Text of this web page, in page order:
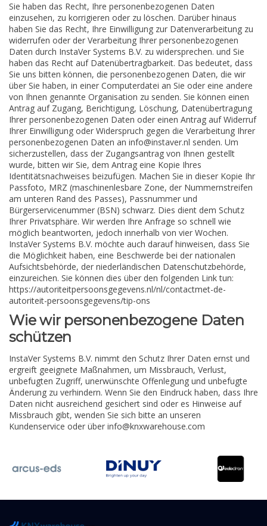
Sie haben das Recht, Ihre personenbezogenen Daten
einzusehen, zu korrigieren oder zu löschen. Darüber hinaus
haben Sie das Recht, Ihre Einwilligung zur Datenverarbeitung zu
widerrufen oder der Verarbeitung Ihrer personenbezogenen
Daten durch InstaVer Systems B.V. zu widersprechen. und Sie
haben das Recht auf Datenübertragbarkeit. Das bedeutet, dass
Sie uns bitten können, die personenbezogenen Daten, die wir
über Sie haben, in einer Computerdatei an Sie oder eine andere
von Ihnen genannte Organisation zu senden. Sie können einen
Antrag auf Zugang, Berichtigung, Löschung, Datenübertragung
Ihrer personenbezogenen Daten oder einen Antrag auf Widerruf
Ihrer Einwilligung oder Widerspruch gegen die Verarbeitung Ihrer
personenbezogenen Daten an info@instaver.nl senden. Um
sicherzustellen, dass der Zugangsantrag von Ihnen gestellt
wurde, bitten wir Sie, dem Antrag eine Kopie Ihres
Identitätsnachweises beizufügen. Machen Sie in dieser Kopie Ihr
Passfoto, MRZ (maschinenlesbare Zone, der Nummernstreifen
am unteren Rand des Passes), Passnummer und
Bürgerservicenummer (BSN) schwarz. Dies dient dem Schutz
Ihrer Privatsphäre. Wir werden Ihre Anfrage so schnell wie
möglich beantworten, jedoch innerhalb von vier Wochen.
InstaVer Systems B.V. möchte auch darauf hinweisen, dass Sie
die Möglichkeit haben, eine Beschwerde bei der nationalen
Aufsichtsbehörde, der niederländischen Datenschutzbehörde,
einzureichen. Sie können dies über den folgenden Link tun:
https://autoriteitpersoonsgegevens.nl/nl/contactmet-de-
autoriteit-persoonsgegevens/tip-ons
Wie wir personenbezogene Daten
schützen
InstaVer Systems B.V. nimmt den Schutz Ihrer Daten ernst und
ergreift geeignete Maßnahmen, um Missbrauch, Verlust,
unbefugten Zugriff, unerwünschte Offenlegung und unbefugte
Änderung zu verhindern. Wenn Sie den Eindruck haben, dass Ihre
Daten nicht ausreichend gesichert sind oder es Hinweise auf
Missbrauch gibt, wenden Sie sich bitte an unseren
Kundenservice oder über info@knxwarehouse.com